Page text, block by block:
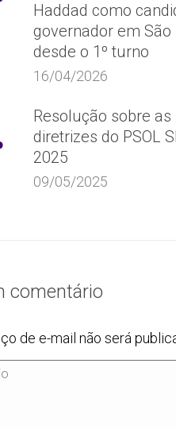
Haddad como
governador em São
desde o 1º turno
16/04/2026
Resolução sobre as
diretrizes do PSOL
2025
09/05/2025
comentário
de e-mail não será